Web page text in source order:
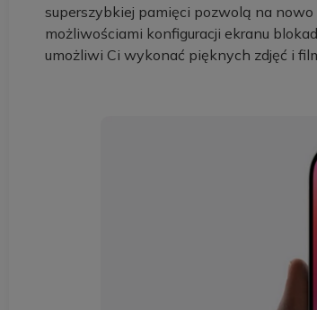
superszybkiej pamięci pozwolą na
możliwościami konfiguracji ekranu
umożliwi Ci wykonać pięknych zdjęć i